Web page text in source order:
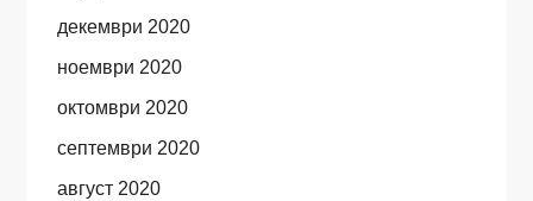
декември 2020
ноември 2020
октомври 2020
септември 2020
август 2020